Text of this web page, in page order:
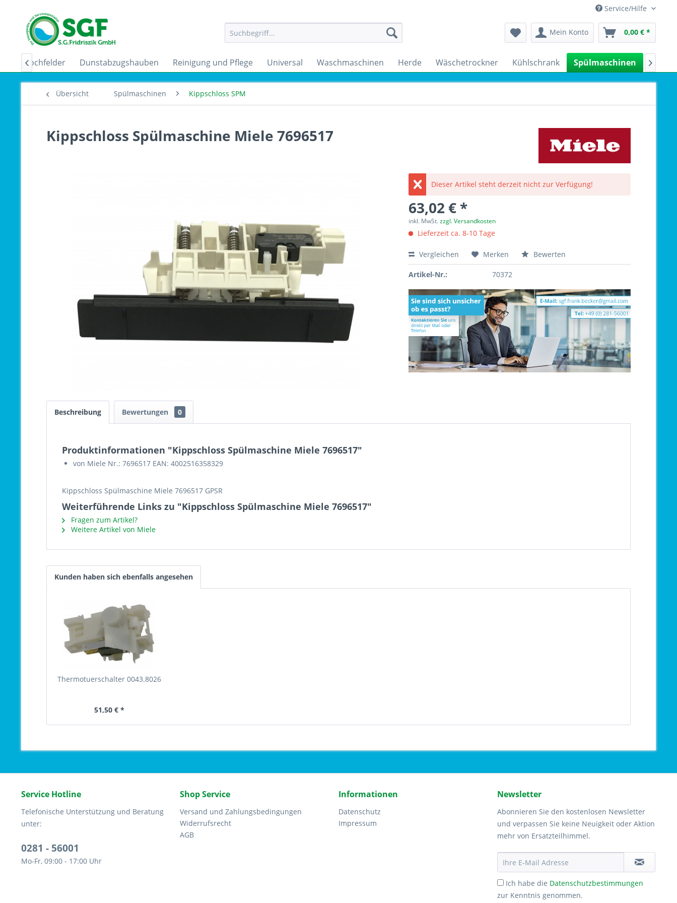
Service/Hilfe
Mein Konto 0,00 € *
Dunstabzugshauben Reinigung und Pflege Universal Waschmaschinen Herde Wäschetrockner Kühlschrank Spülmaschinen
 
Übersicht Spülmaschinen Kippschloss SPM
Kippschloss Spülmaschine Miele 7696517
Dieser Artikel steht derzeit nicht zur Verfügung!
63,02 € *
inkl. MwSt.zzgl. Versandkosten
Lieferzeit ca. 8-10 Tage
Vergleichen Merken Bewerten
Artikel-Nr.: 70372
Beschreibung Bewertungen 0
Produktinformationen "Kippschloss Spülmaschine Miele 7696517"
von Miele Nr.: 7696517 EAN: 4002516358329
Kippschloss Spülmaschine Miele 7696517 GPSR
Weiterführende Links zu "Kippschloss Spülmaschine Miele 7696517"
Fragen zum Artikel?
Weitere Artikel von Miele
Kunden haben sich ebenfalls angesehen
Thermotuerschalter 0043.8026
51,50 € *
Service Hotline
Telefonische Unterstützung und Beratung
unter:
0281 - 56001
Mo-Fr, 09:00 - 17:00 Uhr
Shop Service
Versand und Zahlungsbedingungen
Widerrufsrecht
AGB
Informationen
Datenschutz
Impressum
Newsletter
Abonnieren Sie den kostenlosen Newsletter
und verpassen Sie keine Neuigkeit oder Aktion
mehr von Ersatzteilhimmel.
Ich habe die Datenschutzbestimmungen
zur Kenntnis genommen.